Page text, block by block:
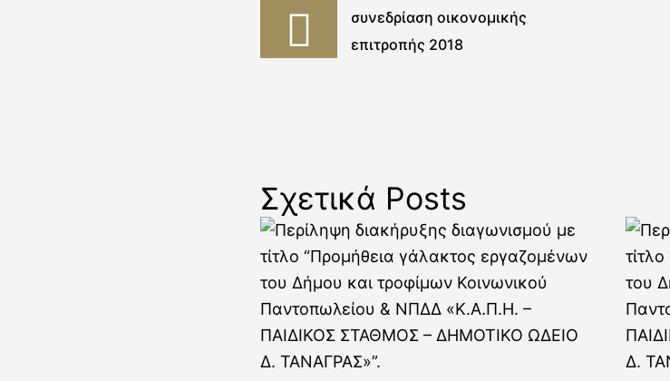
συνεδρίαση οικονομικής
επιτροπής 2018
Σχετικά Posts